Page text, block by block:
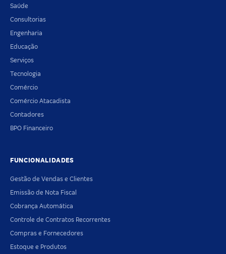
Saúde
Consultorias
Engenharia
Educação
Serviços
Tecnologia
Comércio
Comércio Atacadista
Contadores
BPO Financeiro
FUNCIONALIDADES
Gestão de Vendas e Clientes
Emissão de Nota Fiscal
Cobrança Automática
Controle de Contratos Recorrentes
Compras e Fornecedores
Estoque e Produtos